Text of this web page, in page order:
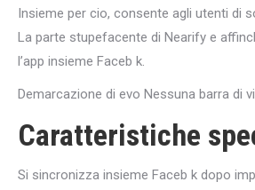
Insieme per cio, consente agli utenti di
La parte stupefacente di Nearify e
l’app insieme Faceb k.
Demarcazione di evo Nessuna barra di
Caratteristiche
Si sincronizza insieme Faceb k dopo